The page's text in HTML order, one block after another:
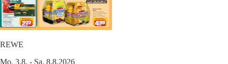
REWE
Mo. 3.8. - Sa. 8.8.2026